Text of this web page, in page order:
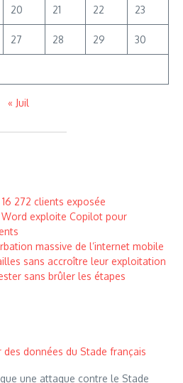
20 21 22 23
27 28 29 30
« Juil
272 clients exposée
exploite Copilot pour
massive de l’internet mobile
sans accroître leur exploitation
sans brûler les étapes
données du Stade français
une attaque contre le Stade